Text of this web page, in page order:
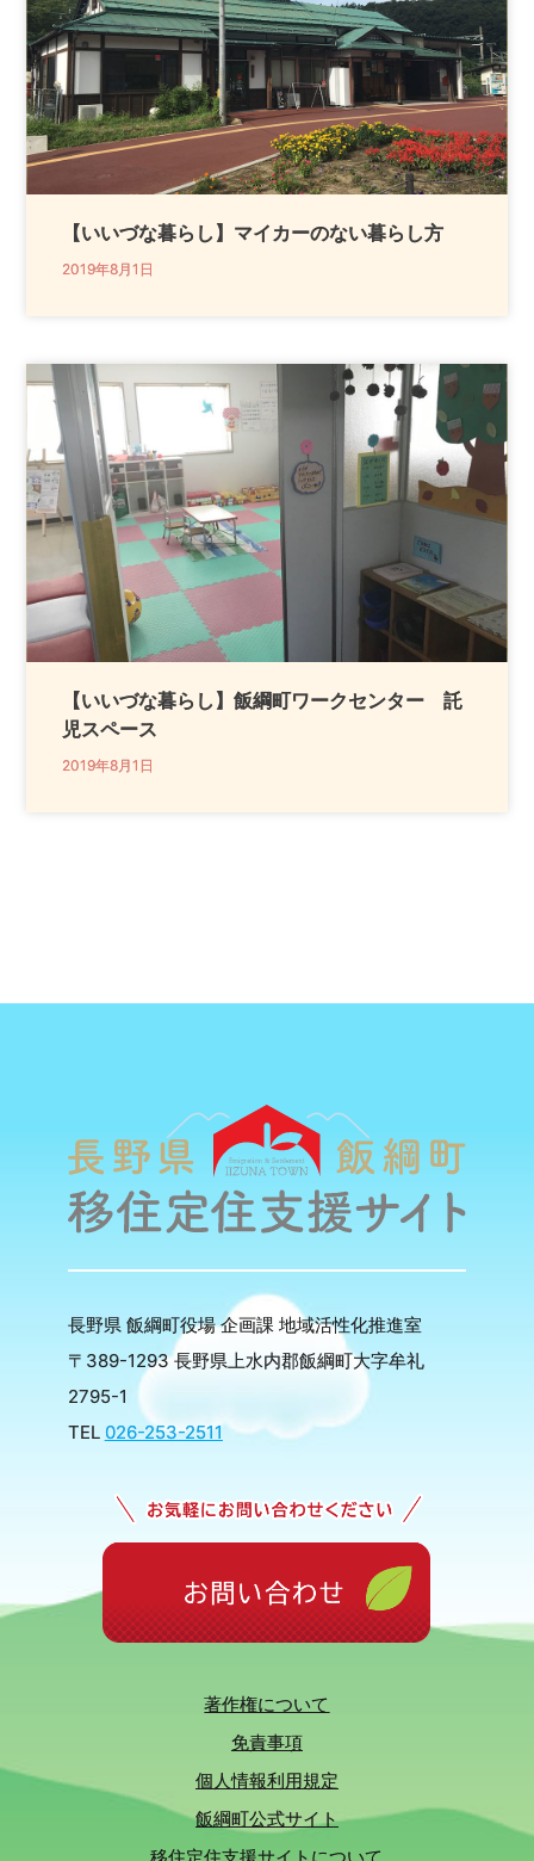
【いいづな暮らし】マイカーのない暮らし方
2019年8月1日
【いいづな暮らし】飯綱町ワークセンター 託
児スペース
2019年8月1日
長野県 飯綱町役場 企画課 地域活性化推進室
〒389-1293 長野県上水内郡飯綱町大字牟礼
2795-1
TEL 026-253-2511
著作権について
免責事項
個人情報利用規定
飯綱町公式サイト